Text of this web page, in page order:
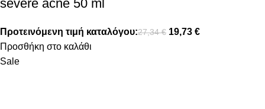
severe acne 50 ml
Προτεινόμενη τιμή καταλόγου:27,34€ 19,73 €
Προσθήκη στο καλάθι
Sale